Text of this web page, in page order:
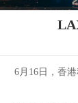
6月16日，香